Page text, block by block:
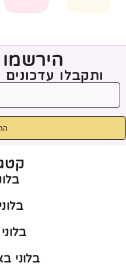
הירשמו
ותקבלו
בלוני